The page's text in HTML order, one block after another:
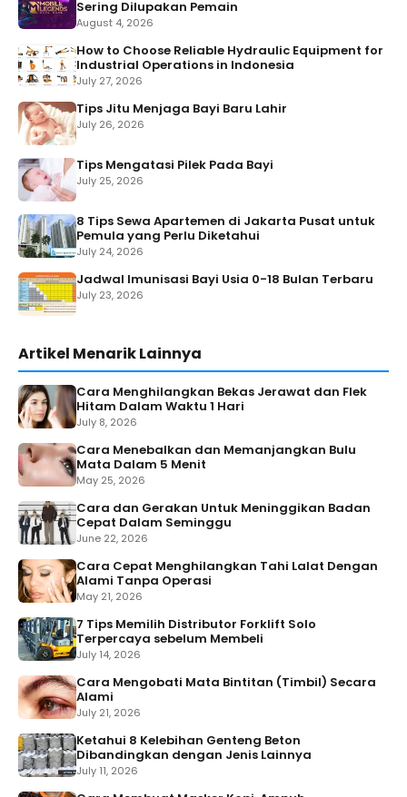
Sering Dilupakan Pemain
August 4, 2026
How to Choose Reliable Hydraulic Equipment for
Industrial Operations in Indonesia
July 27, 2026
Tips Jitu Menjaga Bayi Baru Lahir
July 26, 2026
Tips Mengatasi Pilek Pada Bayi
July 25, 2026
8 Tips Sewa Apartemen di Jakarta Pusat untuk
Pemula yang Perlu Diketahui
July 24, 2026
Jadwal Imunisasi Bayi Usia 0-18 Bulan Terbaru
July 23, 2026
Artikel Menarik Lainnya
Cara Menghilangkan Bekas Jerawat dan Flek
Hitam Dalam Waktu 1 Hari
July 8, 2026
Cara Menebalkan dan Memanjangkan Bulu
Mata Dalam 5 Menit
May 25, 2026
Cara dan Gerakan Untuk Meninggikan Badan
Cepat Dalam Seminggu
June 22, 2026
Cara Cepat Menghilangkan Tahi Lalat Dengan
Alami Tanpa Operasi
May 21, 2026
7 Tips Memilih Distributor Forklift Solo
Terpercaya sebelum Membeli
July 14, 2026
Cara Mengobati Mata Bintitan (Timbil) Secara
Alami
July 21, 2026
Ketahui 8 Kelebihan Genteng Beton
Dibandingkan dengan Jenis Lainnya
July 11, 2026